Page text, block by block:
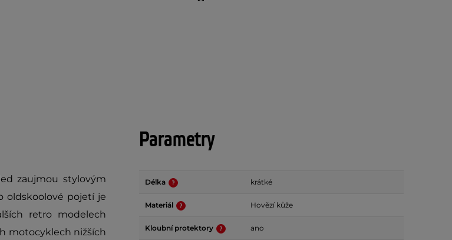
zaujmou stylovým
oldskoolové pojetí je
retro modelech
motocyklech nižších
Parametry
Délka krátké
Materiál Hovězí kůže
Kloubní protektory ano